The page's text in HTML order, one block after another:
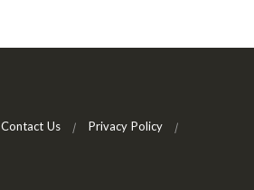
Contact Us
Privacy Policy